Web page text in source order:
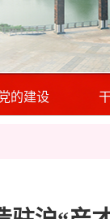
的建设